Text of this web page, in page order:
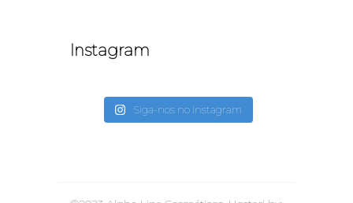
Instagram
Siga-nos no Instagram